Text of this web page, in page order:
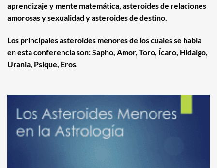
aprendizaje y mente matemática, asteroides de relaciones
amorosas y sexualidad y asteroides de destino.
Los principales asteroides menores de los cuales se habla
en esta conferencia son: Sapho, Amor, Toro, Ícaro, Hidalgo,
Urania, Psique, Eros.